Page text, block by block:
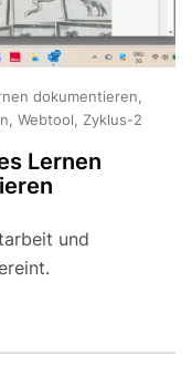
dokumentieren,
Webtool, Zyklus-2
Lernen
und